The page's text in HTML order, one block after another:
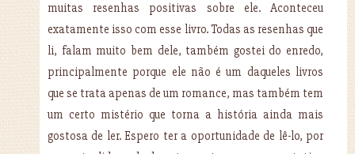
muitas resenhas positivas sobre ele. Aconteceu
exatamente isso com esse livro. Todas as resenhas que
li, falam muito bem dele, também gostei do enredo,
principalmente porque ele não é um daqueles livros
que se trata apenas de um romance, mas também tem
um certo mistério que torna a história ainda mais
gostosa de ler. Espero ter a oportunidade de lê-lo, por